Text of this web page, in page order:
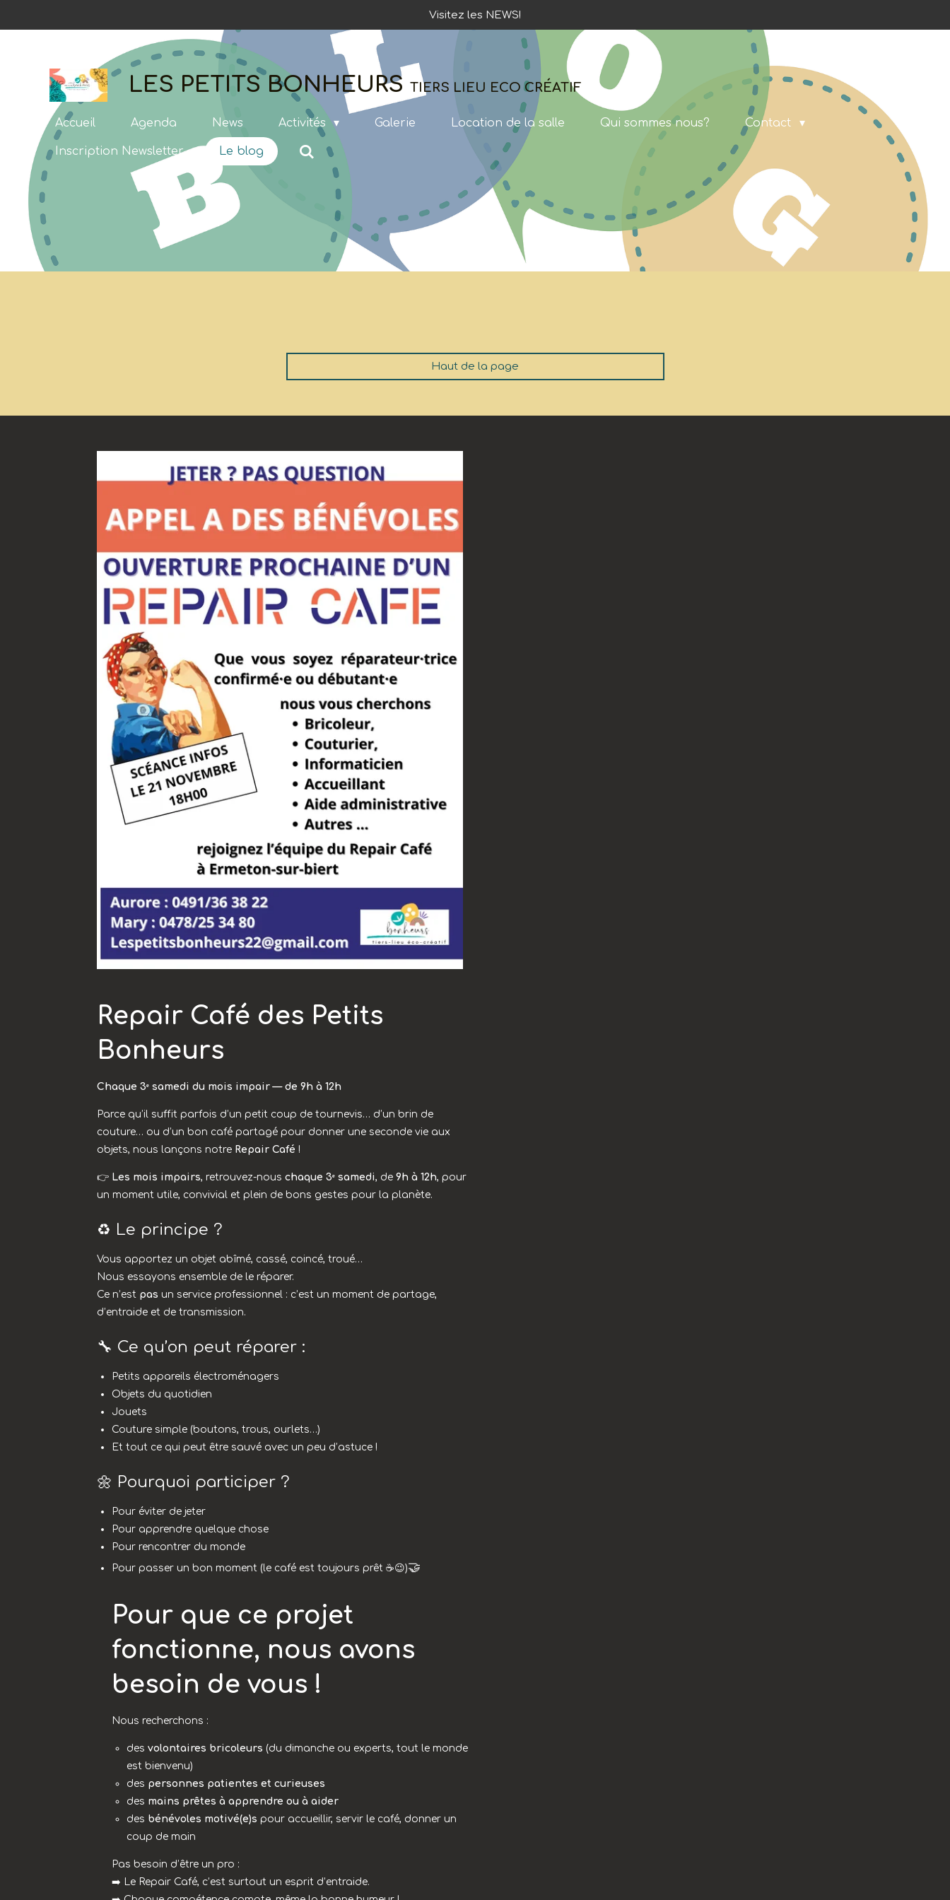
Visitez les NEWS!
LES PETITS BONHEURS TIERS LIEU ECO CRÉATIF
Accueil Agenda News Activités Galerie Location de la salle Qui sommes nous? Contact
Inscription Newsletter Le blog
Haut de la page
Repair Café des Petits
Bonheurs
Chaque 3ᵉ samedi du mois impair — de 9h à 12h
Parce qu’il suffit parfois d’un petit coup de tournevis… d’un brin de
couture… ou d’un bon café partagé pour donner une seconde vie aux
objets, nous lançons notre Repair Café !
👉 Les mois impairs, retrouvez-nous chaque 3ᵉ samedi, de 9h à 12h, pour
un moment utile, convivial et plein de bons gestes pour la planète.
♻️ Le principe ?
Vous apportez un objet abîmé, cassé, coincé, troué…
Nous essayons ensemble de le réparer.
Ce n’est pas un service professionnel : c’est un moment de partage,
d’entraide et de transmission.
🔧 Ce qu’on peut réparer :
Petits appareils électroménagers
Objets du quotidien
Jouets
Couture simple (boutons, trous, ourlets…)
Et tout ce qui peut être sauvé avec un peu d’astuce !
🌼 Pourquoi participer ?
Pour éviter de jeter
Pour apprendre quelque chose
Pour rencontrer du monde
Pour passer un bon moment (le café est toujours prêt ☕😉)🤝
Pour que ce projet
fonctionne, nous avons
besoin de vous !
Nous recherchons :
des volontaires bricoleurs (du dimanche ou experts, tout le monde
est bienvenu)
des personnes patientes et curieuses
des mains prêtes à apprendre ou à aider
des bénévoles motivé(e)s pour accueillir, servir le café, donner un
coup de main
Pas besoin d’être un pro :
➡️ Le Repair Café, c’est surtout un esprit d’entraide.